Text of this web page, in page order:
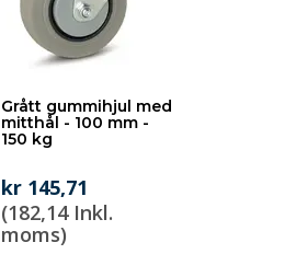
Grått gummihjul med
mitthål - 100 mm -
150 kg
kr 145,71
(182,14 Inkl.
moms)